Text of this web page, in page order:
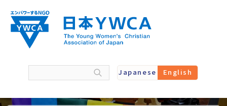
content
Japanese English